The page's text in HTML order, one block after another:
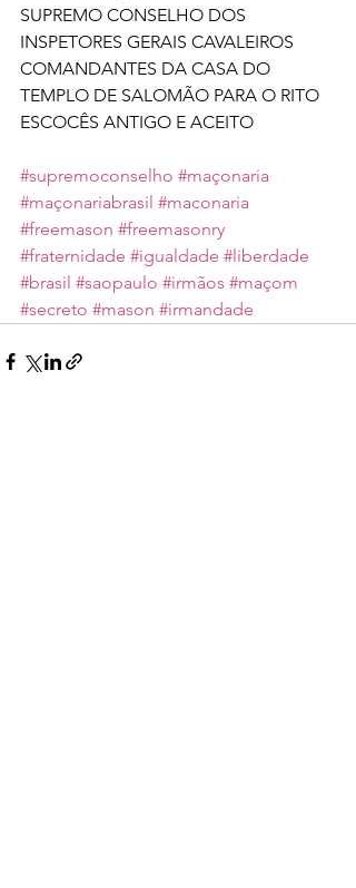
SUPREMO CONSELHO DOS
INSPETORES GERAIS CAVALEIROS
COMANDANTES DA CASA DO
TEMPLO DE SALOMÃO PARA O RITO
ESCOCÊS ANTIGO E ACEITO
#supremoconselho #maçonaria
#maçonariabrasil #maconaria
#freemason #freemasonry
#fraternidade #igualdade #liberdade
#brasil #saopaulo #irmãos #maçom
#secreto #mason #irmandade